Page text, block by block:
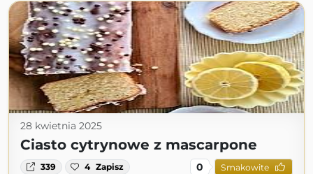
28 kwietnia 2025
Ciasto cytrynowe z mascarpone
339 4 Zapisz 0 Smakowite